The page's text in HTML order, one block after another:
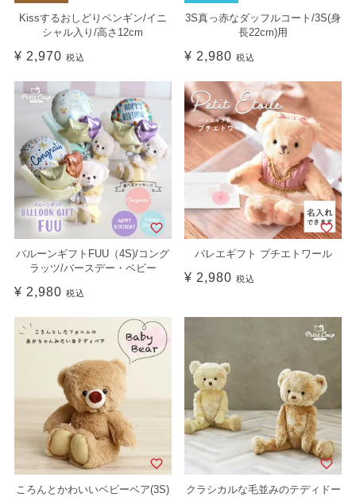
Kissするおしどりペンギン/イニ
シャル入り/高さ12cm
¥ 2,970 税込
3S真っ赤なダッフルコート/3S(身
長22cm)用
¥ 2,980 税込
バルーンギフトFUU（4S)/コング
ラッツ/バースデー・ベビー
¥ 2,980 税込
バレエギフト プチエトワール
¥ 2,980 税込
ころんとかわいいベビーベア(3S) クラシカルな毛並みのテディドー